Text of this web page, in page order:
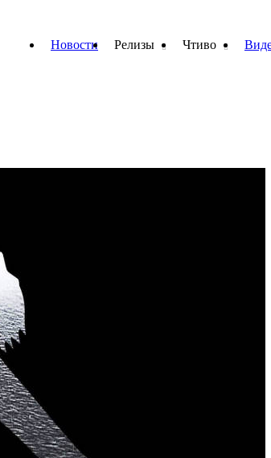
Новости Релизы Чтиво